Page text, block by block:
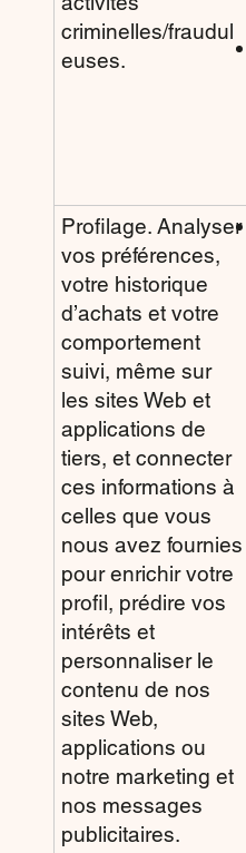
criminelles/fraudul
euses.
Profilage. Analyser
vos préférences,
votre historique
d’achats et votre
comportement
suivi, même sur
les sites Web et
applications de
tiers, et connecter
ces informations à
celles que vous
nous avez fournies
pour enrichir votre
profil, prédire vos
intérêts et
personnaliser le
contenu de nos
sites Web,
applications ou
notre marketing et
nos messages
publicitaires.